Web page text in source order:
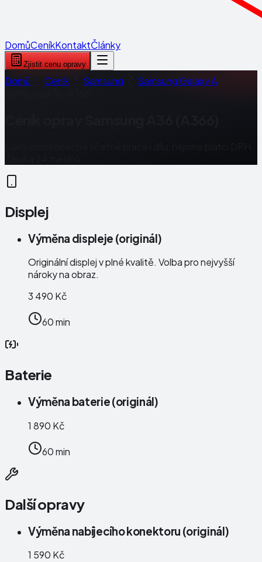
DomůCeníkKontaktČlánky
Zjistit cenu opravy
Domů Ceník Samsung
Samsung Galaxy A
Displej
Výměna displeje (originál)
Originální displej v plné kvalitě. Volba pro nejvyšší
nároky na obraz.
3 490 Kč
60 min
Baterie
Výměna baterie (originál)
1 890 Kč
60 min
Další opravy
Výměna nabíjecího konektoru (originál)
1 590 Kč